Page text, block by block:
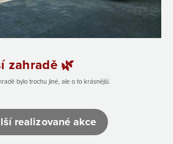
zahradě 🌿
bylo trochu jiné, ale o to krásnější.
realizované akce